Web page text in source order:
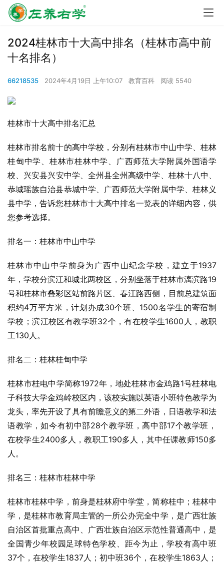
2024桂林市十大高中排名（桂林市高中前
十名排名）
66218535 2024年4月19日 上午10:07 教育百科 阅读 5540
桂林市十大高中排名汇总
桂林市排名前十的高中学校，分别有桂林市中山中学、桂林
桂甸中学、 桂林市桂林中学 、 广西师范大学附属外国语学
校、 兴安县兴安中学、 全州县全州高级中学 、桂林十八中、
恭城瑶族自治县恭城中学、 广西师范大学附属中学、桂林义
县中学，告诉您桂林市十大高中排名一览表的详细内容，供
您参考选择。
排名一：桂林市中山中学
桂林市中山中学前身为广西中山纪念学校，建立于1937
年，学校分滨江和城北两校区，分别坐落于桂林市漓滨路19
号和桂林市叠彩区站前路片区、春江路西侧，目前总建筑面
积约4万平方米，计划办成30个班、1500名学生的寄宿制
学校；滨江校区有教学班32个，有在校学生1600人，教职
工130人。
排名二：桂林桂甸中学
桂林市桂电中学简称1972年，地处桂林市金鸡路1号桂林电
子科技大学金鸡岭校区内，该校实施以英语小班特色教学为
龙头，率先开设了具有前瞻意义的第二外语， 日语教学和法
语教学，如今有初中部28个教学班，高中部17个教学班，
在校学生2400多人，教职工190多人，其中任课教师150多
人。
排名三：桂林市桂林中学
桂林市桂林中学，前身是桂林府中学堂，简称桂中； 桂林中
学 ，是桂林市教育局主管的一所公办完全中学 ，是广西壮族
自治区首批重点高中、广西壮族自治区示范性普通高中，是
全国青少年校园足球特色学校、距今为止，学校有高中班
37个，在校学生1837人；初中班36个，在校学生1863人；